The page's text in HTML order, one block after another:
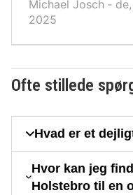
Michael Josch ‐
2025
Ofte stillede
Hvad er et
Hvor kan jeg
Holstebro til en